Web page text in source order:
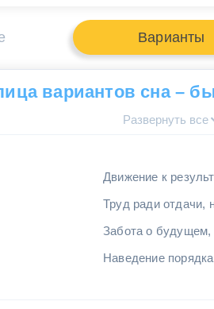
Варианты
вариантов сна –
Развернуть все
Движение к
Труд ради отдачи,
Забота о будущем,
Наведение